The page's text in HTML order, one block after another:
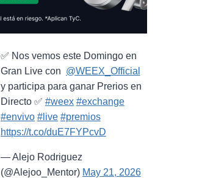
✅ Nos vemos este Domingo en
Gran Live con ⁨ @WEEX_Official
y participa para ganar Prerios en
Directo ✅ #weex #exchange
#envivo #live #premios
https://t.co/duE7FYPcvD
— Alejo Rodriguez
(@Alejoo_Mentor) May 21, 2026